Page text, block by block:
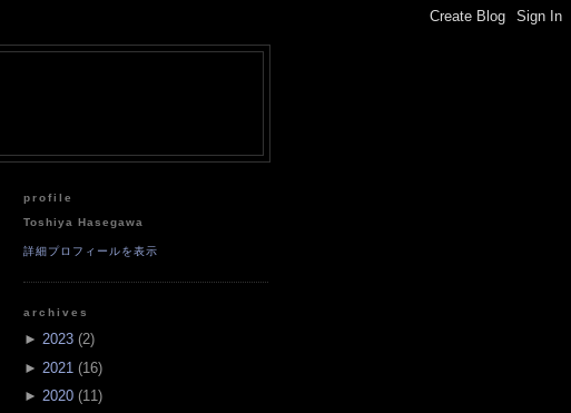
profile
Toshiya Hasegawa
詳細プロフィールを表示
archives
► 2023 (2)
► 2021 (16)
► 2020 (11)